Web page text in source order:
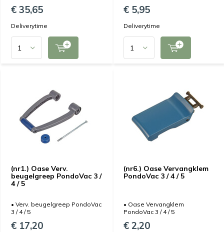
€ 35,65
Deliverytime
€ 5,95
Deliverytime
(nr1.) Oase Verv.
beugelgreep PondoVac 3 /
4 / 5
• Verv. beugelgreep PondoVac
3 / 4 / 5
€ 17,20
(nr6.) Oase Vervangklem
PondoVac 3 / 4 / 5
• Oase Vervangklem
PondoVac 3 / 4 / 5
€ 2,20